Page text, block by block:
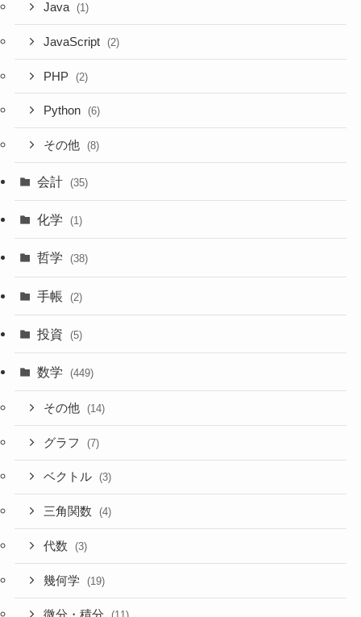
Java (1)
JavaScript (2)
PHP (2)
Python (6)
その他 (8)
会計 (35)
化学 (1)
哲学 (38)
手帳 (2)
投資 (5)
数学 (449)
その他 (14)
グラフ (7)
ベクトル (3)
三角関数 (4)
代数 (3)
幾何学 (19)